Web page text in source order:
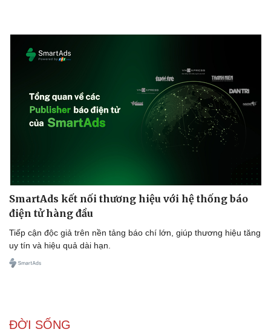
Doanh nghiệp
Doanh nhân
Vì cộng đồng
Sành điệu
Tin Công nghệ
Trải nghiệm
Chuyển đổi số
SmartAds kết nối thương hiệu với hệ thống báo
điện tử hàng đầu
Tiếp cận độc giả trên nền tảng báo chí lớn, giúp thương hiệu tăng
uy tín và hiệu quả dài hạn.
ĐỜI SỐNG